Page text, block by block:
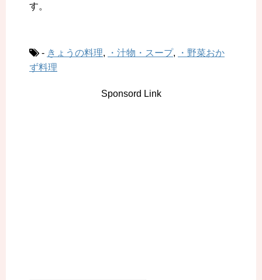
す。
- きょうの料理, ・汁物・スープ,
・野菜おか
ず料理
Sponsord Link